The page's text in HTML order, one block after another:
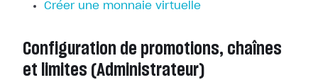
Créer une monnaie virtuelle
Configuration de promotions, chaînes
et limites (Administrateur)